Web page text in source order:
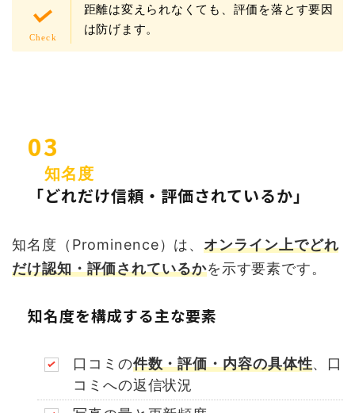
距離は変えられなくても、評価を落とす要因
は防げます。
03
知名度
「どれだけ信頼・評価されているか」
知名度（Prominence）は、オンライン上でどれ
だけ認知・評価されているかを示す要素です。
知名度を構成する主な要素
口コミの件数・評価・内容の具体性、口
コミへの返信状況